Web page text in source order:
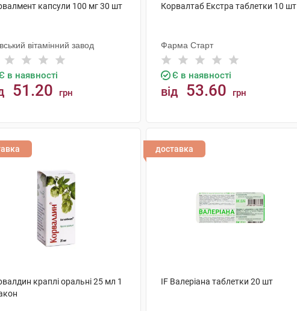
капсули 100 мг 30 шт
вітамінний завод
в наявності
51.20 грн
Корвалтаб Екстра таблетки 10 шт
Фарма Старт
Є в наявності
від 53.60 грн
краплі оральні 25 мл 1
доставка
IF Валеріана таблетки 20 шт